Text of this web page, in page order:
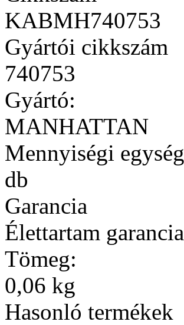
KABMH740753
Gyártói cikkszám
740753
Gyártó:
MANHATTAN
Mennyiségi egység
db
Garancia
Élettartam garancia
Tömeg:
0,06 kg
Hasonló termékek